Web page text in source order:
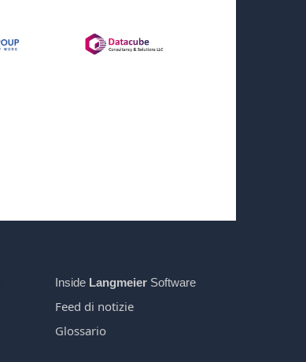
Inside LangmeierSoftware
Feed di notizie
Glossario